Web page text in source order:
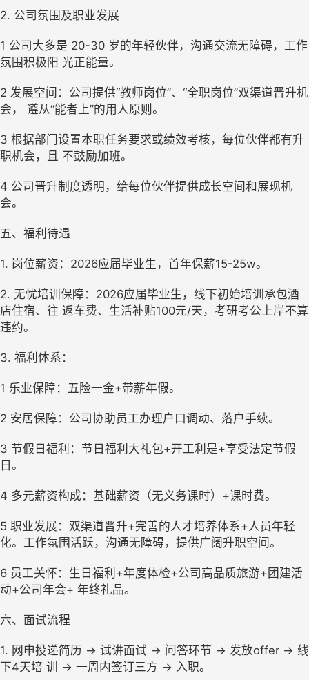
2. 公司氛围及职业发展
1 公司大多是 20-30 岁的年轻伙伴，沟通交流无障碍，工作
氛围积极阳 光正能量。
2 发展空间：公司提供“教师岗位”、“全职岗位”双渠道晋升机
会， 遵从“能者上”的用人原则。
3 根据部门设置本职任务要求或绩效考核，每位伙伴都有升
职机会，且 不鼓励加班。
4 公司晋升制度透明，给每位伙伴提供成长空间和展现机
会。
五、福利待遇
1. 岗位薪资：2026应届毕业生，首年保薪15-25w。
2. 无忧培训保障：2026应届毕业生，线下初始培训承包酒
店住宿、往 返车费、生活补贴100元/天，考研考公上岸不算
违约。
3. 福利体系：
1 乐业保障：五险一金+带薪年假。
2 安居保障：公司协助员工办理户口调动、落户手续。
3 节假日福利：节日福利大礼包+开工利是+享受法定节假
日。
4 多元薪资构成：基础薪资（无义务课时）+课时费。
5 职业发展：双渠道晋升+完善的人才培养体系+人员年轻
化。工作氛围活跃，沟通无障碍，提供广阔升职空间。
6 员工关怀：生日福利+年度体检+公司高品质旅游+团建活
动+公司年会+ 年终礼品。
六、面试流程
1. 网申投递简历 → 试讲面试 → 问答环节 → 发放offer → 线
下4天培 训 → 一周内签订三方 → 入职。